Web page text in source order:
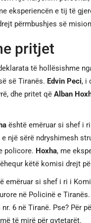
eksperiencën e tij të
përmbushjes së
pritjet
të hollësishme
së Tiranës. Edvin Peci, i
dhe pritet që Alban
është emëruar si shef i
e një sërë ndryshimesh
policore. Hoxha, me
këtë komisi drejt
emëruar si shef i ri i
në Policinë e
6 në Tiranë. Pse? Për
të mirë për qytetarët.